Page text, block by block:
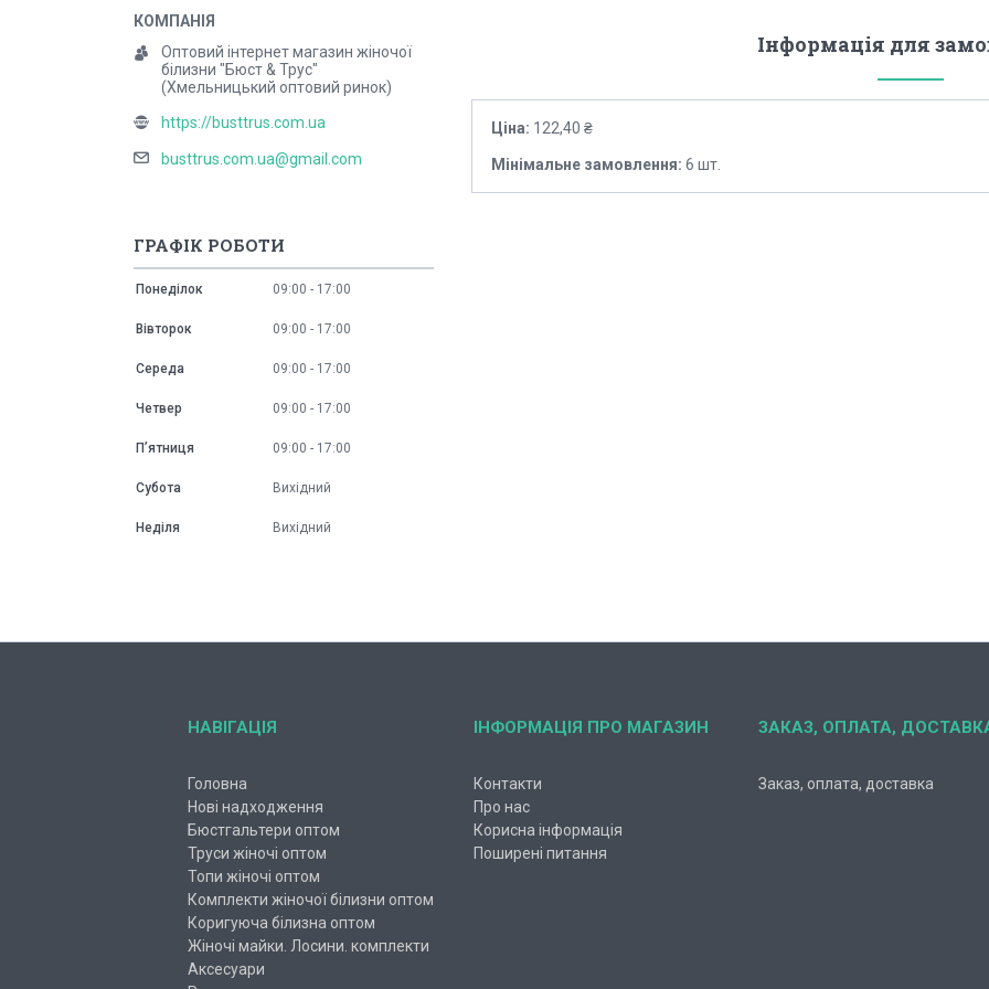
Інформація для
Ціна: 122,40 ₴
Мінімальне замовлення: 6 шт.
Оптовий інтернет магазин жіночої
білизни "Бюст & Трус"
(Хмельницький оптовий ринок)
https://busttrus.com.ua
busttrus.com.ua@gmail.com
ГРАФІК РОБОТИ
Понеділок 09:00 17:00
Вівторок 09:00 17:00
Середа 09:00 17:00
Четвер 09:00 17:00
Пʼятниця 09:00 17:00
Субота Вихідний
Неділя Вихідний
НАВІГАЦІЯ
Головна
Нові надходження
Бюстгальтери оптом
Труси жіночі оптом
Топи жіночі оптом
Комплекти жіночої білизни оптом
Коригуюча білизна оптом
Жіночі майки. Лосини. комплекти
Аксесуари
ІНФОРМАЦІЯ ПРО МАГАЗИН
Контакти
Про нас
Корисна інформація
Поширені питання
ЗАКАЗ, ОПЛАТА,
Заказ, оплата, доставка